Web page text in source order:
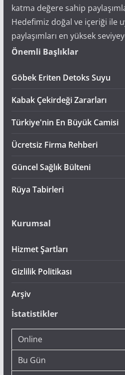
katma değere sahip
Hedefimiz doğal ve içeriği ile
paylaşımları en yüksek
Önemli Başlıklar
Göbek Eriten Detoks Suyu
Kabak Çekirdeği Zararları
Türkiye'nin En Büyük Camisi
Ücretsiz Firma Rehberi
Güncel Sağlık Bülteni
Rüya Tabirleri
Kurumsal
Hizmet Şartları
Gizlilik Politikası
Arşiv
İstatistikler
Online
Bu Gün